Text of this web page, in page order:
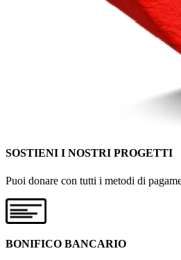
SOSTIENI I NOSTRI PROGETTI
Puoi donare con tutti i metodi di
BONIFICO BANCARIO